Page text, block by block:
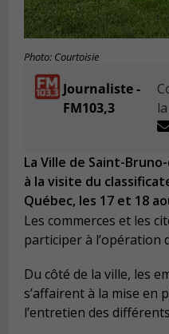
Photo: Courtoisie
Journaliste -
FM103,3
La Ville de Saint-
à la visite du
Québec, les 17 et 18
Les commerces et les
participer à l’opération
Du côté de la ville, les
s’affairent à la mise en
l’entretien des